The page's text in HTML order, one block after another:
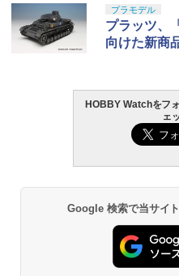
プラモデル
プラッツ、
向けた新商
HOBBY Watchをフ
ェ
Google 検索で当サイ